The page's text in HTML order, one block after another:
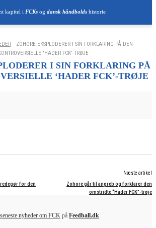
kapitel i FCKsog dansk håndboldshistorie
ZOHORE EKSPLODERER I SIN FORKLARING PÅ DEN
'HADER FCK'-TRØJE
I SIN FORKLARING PÅ
‘HADER FCK’-TRØJE
for den
Næste artikel
Zohore går til angreb og forklarer den
omstridte “Hader FCK”-trøje
seneste nyheder om FCK på Feedball.dk